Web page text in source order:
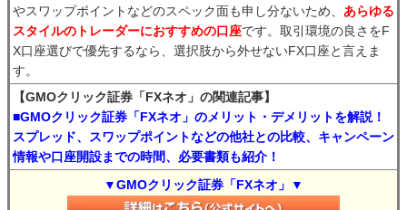
やスワップポイントなどのスペック面も申し分ないため、 あらゆる
スタイルのトレーダーにおすすめの口座です。取引環境の良さをF
X口座選びで優先するなら、選択肢から外せないFX口座と言えま
す。
【GMOクリック証券「FXネオ」の関連記事】
■GMOクリック証券「FXネオ」のメリット・デメリットを解説！
スプレッド、スワップポイントなどの他社との比較、キャンペーン
情報や口座開設までの時間、必要書類も紹介！
▼GMOクリック証券「FXネオ」▼